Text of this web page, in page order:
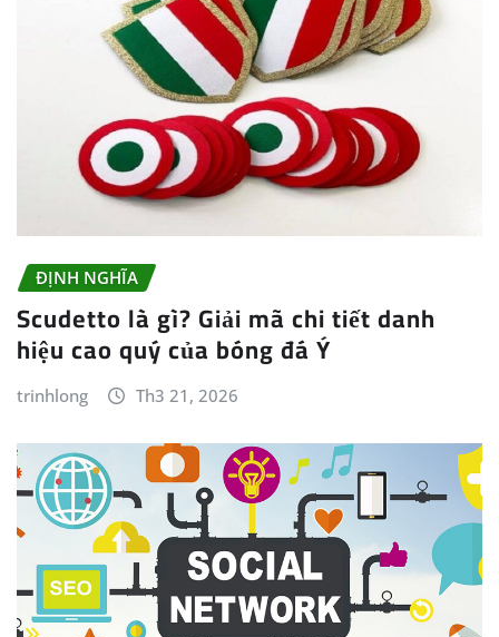
ĐỊNH NGHĨA
Scudetto là gì? Giải mã chi tiết danh
hiệu cao quý của bóng đá Ý
trinhlong Th3 21, 2026